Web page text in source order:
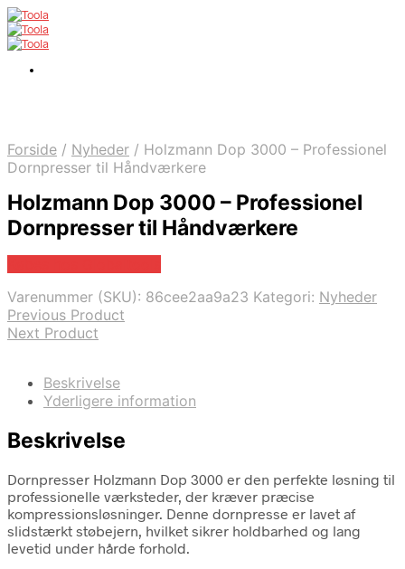
Forside / Nyheder / Holzmann Dop 3000 – Professionel
Dornpresser til Håndværkere
Holzmann Dop 3000 – Professionel
Dornpresser til Håndværkere
Varenummer (SKU): 86cee2aa9a23 Kategori: Nyheder
Previous Product
Next Product
Beskrivelse
Yderligere information
Beskrivelse
Dornpresser Holzmann Dop 3000 er den perfekte løsning til
professionelle værksteder, der kræver præcise
kompressionsløsninger. Denne dornpresse er lavet af
slidstærkt støbejern, hvilket sikrer holdbarhed og lang
levetid under hårde forhold.